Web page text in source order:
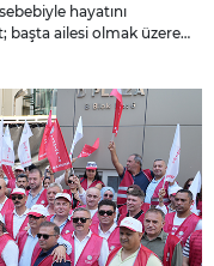
hayatını
başta ailesi olmak üzere